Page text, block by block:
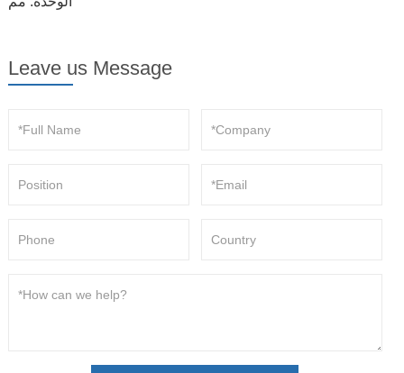
Leave us Message